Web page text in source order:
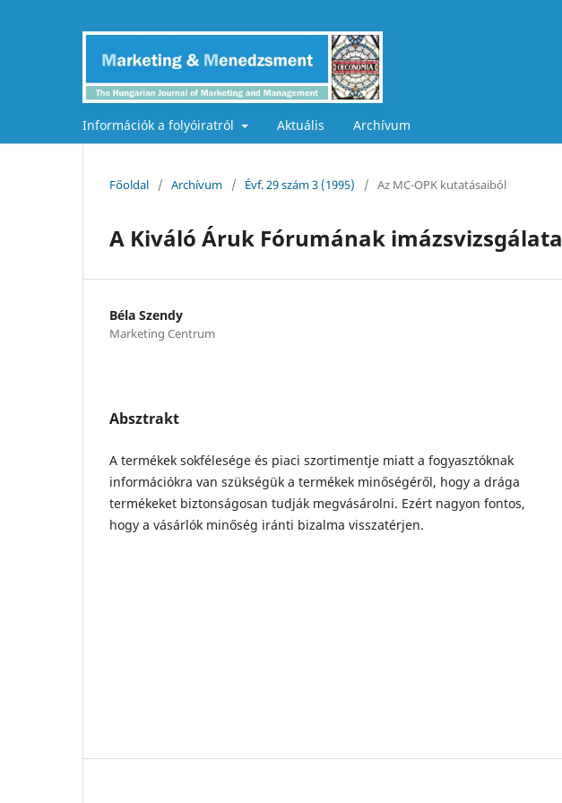
Információk a folyóiratról Aktuális Archívum
Főoldal / Archívum / Évf. 29 szám 3 (1995) / Az MC-OPK kutatásaiból
A Kiváló Áruk Fórumának imázsvizsgálata
Béla Szendy
Marketing Centrum
Absztrakt
A termékek sokfélesége és piaci szortimentje miatt a fogyasztóknak
információkra van szükségük a termékek minőségéről, hogy a drága
termékeket biztonságosan tudják megvásárolni. Ezért nagyon fontos,
hogy a vásárlók minőség iránti bizalma visszatérjen.